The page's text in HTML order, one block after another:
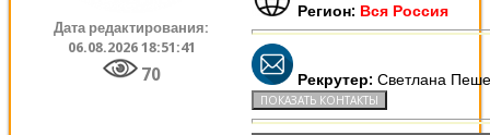
Дата редактирования:
06.08.2026 18:51:41
70
Регион: Вся Россия
Рекрутер: Светлана